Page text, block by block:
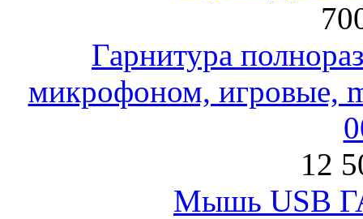
Гарнитура
микрофоном, игровые,
12
Мышь USB